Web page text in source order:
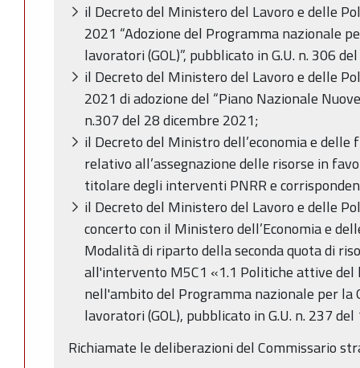
il Decreto del Ministero del Lavoro e delle
2021 “Adozione del Programma nazionale
lavoratori (GOL)”, pubblicato in G.U. n. 306
il Decreto del Ministero del Lavoro e delle
2021 di adozione del “Piano Nazionale
n.307 del 28 dicembre 2021;
il Decreto del Ministro dell’economia e delle
relativo all’assegnazione delle risorse in
titolare degli interventi PNRR e
il Decreto del Ministero del Lavoro e delle
concerto con il Ministero dell’Economia e
Modalità di riparto della seconda quota di
all'intervento M5C1 «1.1 Politiche attive del
nell'ambito del Programma nazionale per la
lavoratori (GOL), pubblicato in G.U. n. 237
Richiamate le deliberazioni del Commissario